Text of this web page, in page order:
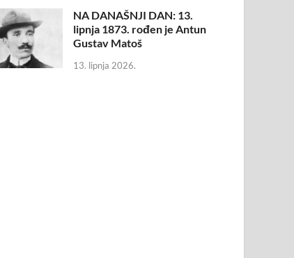
NA DANAŠNJI DAN: 13.
lipnja 1873. rođen je Antun
Gustav Matoš
13. lipnja 2026.